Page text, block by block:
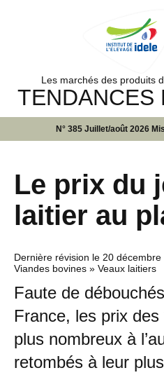
Les marchés des produits
TENDANCES
N° 385 Juillet/août 2026
Le prix du
laitier au
Dernière révision le 20 décembre
Viandes bovines » Veaux laitiers
Faute de
France, les prix
plus nombreux à
retombés à leur